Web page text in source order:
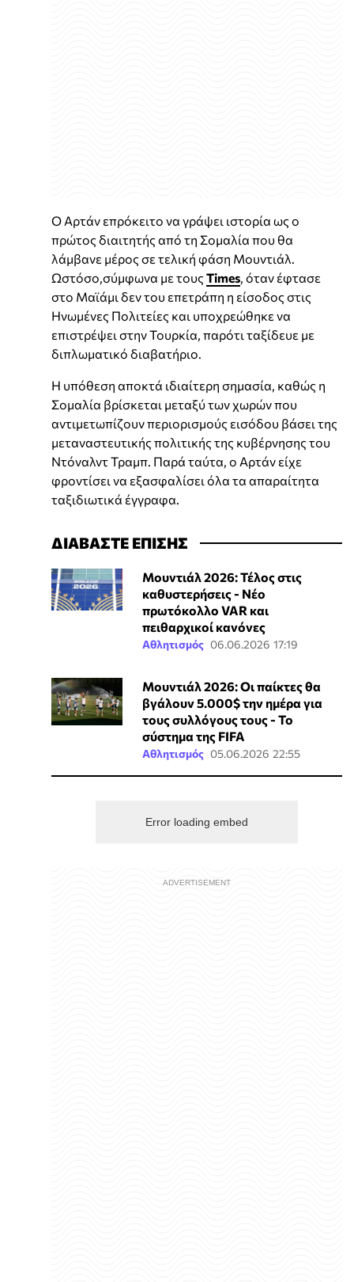
Ο Αρτάν επρόκειτο να γράψει ιστορία ως ο
πρώτος διαιτητής από τη Σομαλία που θα
λάμβανε μέρος σε τελική φάση Μουντιάλ.
Ωστόσο,σύμφωνα με τους Times, όταν έφτασε
στο Μαϊάμι δεν του επετράπη η είσοδος στις
Ηνωμένες Πολιτείες και υποχρεώθηκε να
επιστρέψει στην Τουρκία, παρότι ταξίδευε με
διπλωματικό διαβατήριο.
Η υπόθεση αποκτά ιδιαίτερη σημασία, καθώς η
Σομαλία βρίσκεται μεταξύ των χωρών που
αντιμετωπίζουν περιορισμούς εισόδου βάσει της
μεταναστευτικής πολιτικής της κυβέρνησης του
Ντόναλντ Τραμπ. Παρά ταύτα, ο Αρτάν είχε
φροντίσει να εξασφαλίσει όλα τα απαραίτητα
ταξιδιωτικά έγγραφα.
ΔΙΑΒΑΣΤΕ ΕΠΙΣΗΣ
Μουντιάλ 2026: Τέλος στις
καθυστερήσεις - Νέο
πρωτόκολλο VAR και
πειθαρχικοί κανόνες
Αθλητισμός 06.06.2026 17:19
Μουντιάλ 2026: Οι παίκτες θα
βγάλουν 5.000$ την ημέρα για
τους συλλόγους τους - Το
σύστημα της FIFA
Αθλητισμός 05.06.2026 22:55
Error loading embed